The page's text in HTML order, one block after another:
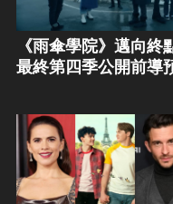
《雨傘學院》邁向終
最終第四季公開前導